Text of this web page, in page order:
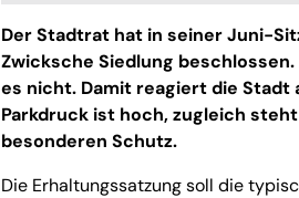
Der Stadtrat hat in seiner Juni-
Zwicksche Siedlung
es nicht. Damit reagiert die Stadt
Parkdruck ist hoch, zugleich
besonderen Schutz.
Die Erhaltungssatzung soll die